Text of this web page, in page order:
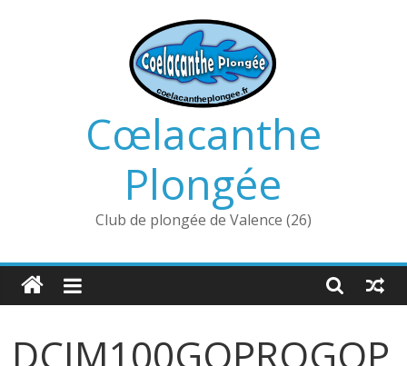
Cœlacanthe
Plongée
Club de plongée de Valence (26)
DCIM100GOPROGOP